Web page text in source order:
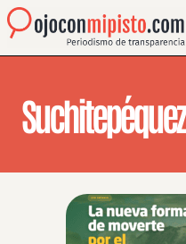
Suchitepéquez